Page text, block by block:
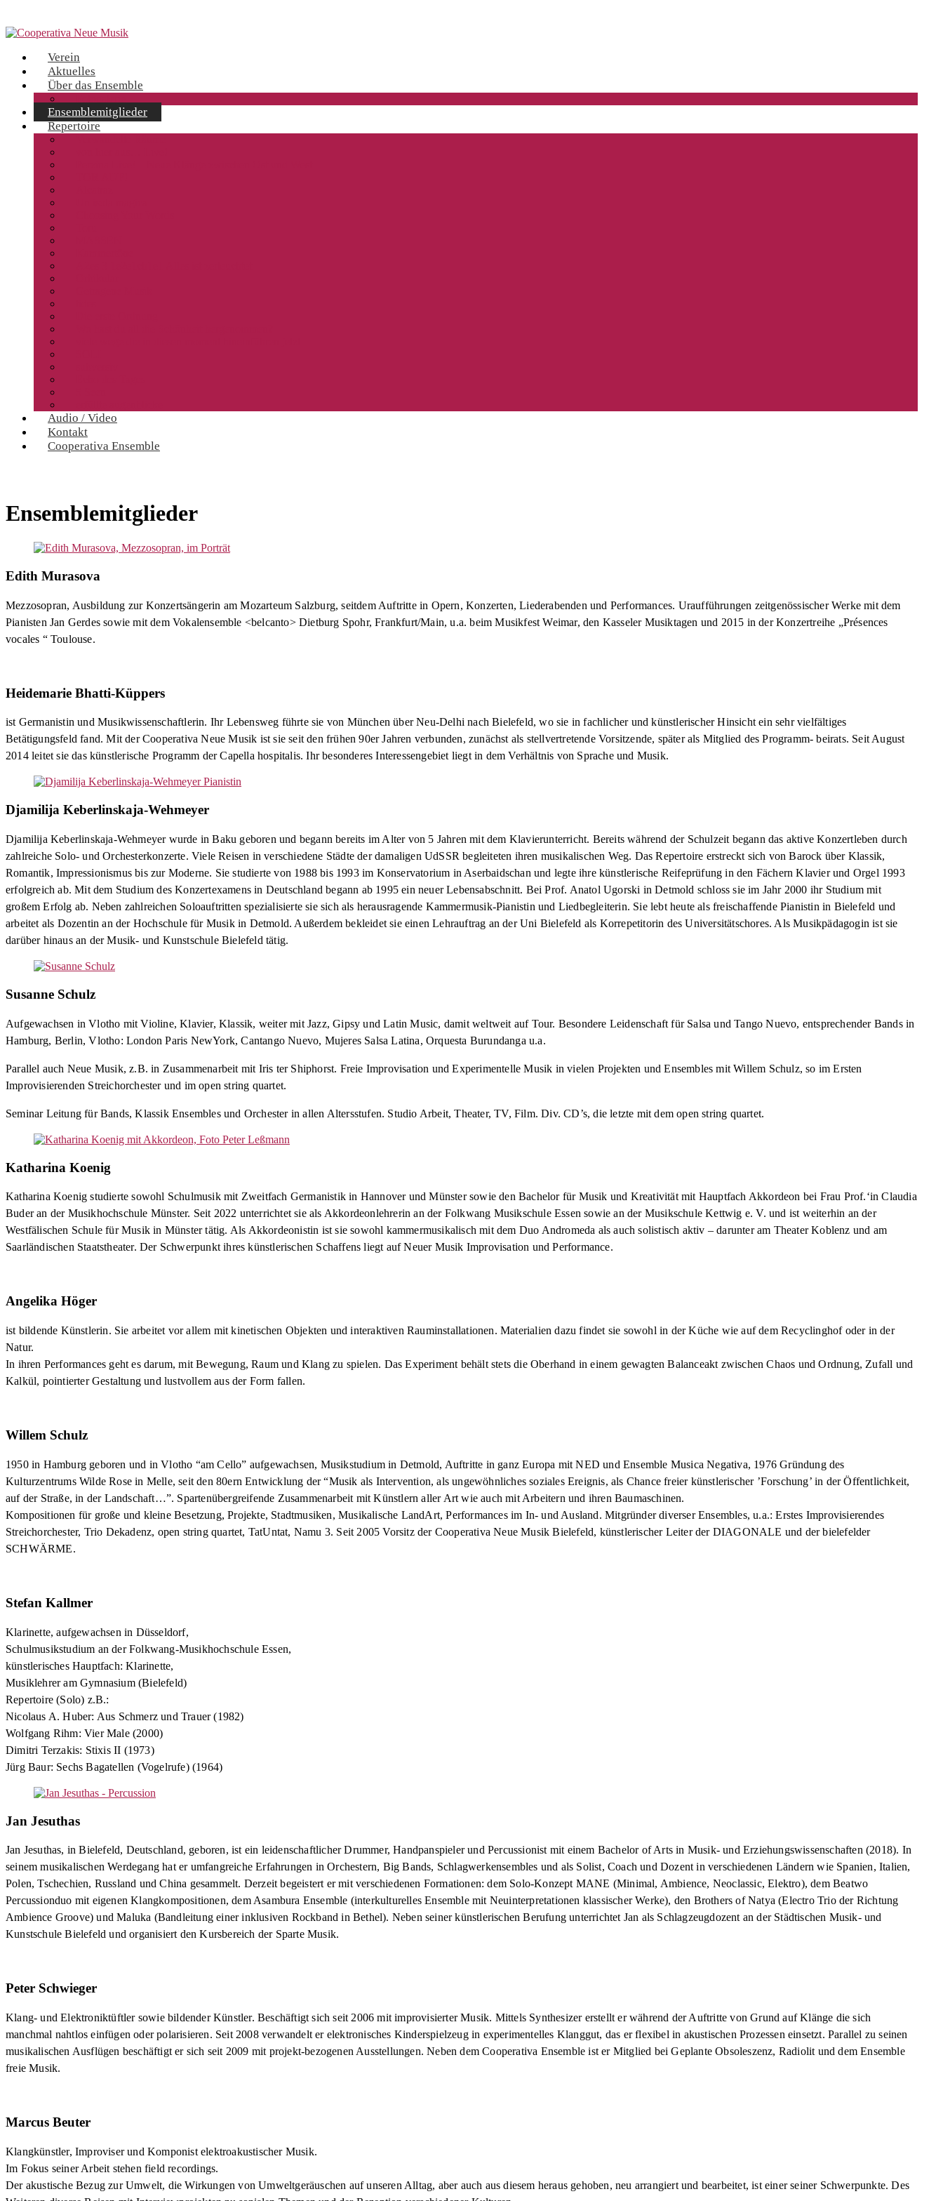
Verein
Aktuelles
Über das Ensemble
Ensemblemitglieder
Repertoire
Audio / Video
Kontakt
Cooperativa Ensemble
Ensemblemitglieder
Edith Murasova
Mezzosopran, Ausbildung zur Konzertsängerin am Mozarteum Salzburg, seitdem Auftritte in Opern, Konzerten, Liederabenden und Performances. Uraufführungen zeitgenössischer Werke mit dem
Pianisten Jan Gerdes sowie mit dem Vokalensemble <belcanto> Dietburg Spohr, Frankfurt/Main, u.a. beim Musikfest Weimar, den Kasseler Musiktagen und 2015 in der Konzertreihe „Présences
vocales “ Toulouse.
Heidemarie Bhatti-Küppers
ist Germanistin und Musikwissenschaftlerin. Ihr Lebensweg führte sie von München über Neu-Delhi nach Bielefeld, wo sie in fachlicher und künstlerischer Hinsicht ein sehr vielfältiges
Betätigungsfeld fand. Mit der Cooperativa Neue Musik ist sie seit den frühen 90er Jahren verbunden, zunächst als stellvertretende Vorsitzende, später als Mitglied des Programm- beirats. Seit August
2014 leitet sie das künstlerische Programm der Capella hospitalis. Ihr besonderes Interessengebiet liegt in dem Verhältnis von Sprache und Musik.
Djamilija Keberlinskaja-Wehmeyer
Djamilija Keberlinskaja-Wehmeyer wurde in Baku geboren und begann bereits im Alter von 5 Jahren mit dem Klavierunterricht. Bereits während der Schulzeit begann das aktive Konzertleben durch
zahlreiche Solo- und Orchesterkonzerte. Viele Reisen in verschiedene Städte der damaligen UdSSR begleiteten ihren musikalischen Weg. Das Repertoire erstreckt sich von Barock über Klassik,
Romantik, Impressionismus bis zur Moderne. Sie studierte von 1988 bis 1993 im Konservatorium in Aserbaidschan und legte ihre künstlerische Reifeprüfung in den Fächern Klavier und Orgel 1993
erfolgreich ab. Mit dem Studium des Konzertexamens in Deutschland begann ab 1995 ein neuer Lebensabschnitt. Bei Prof. Anatol Ugorski in Detmold schloss sie im Jahr 2000 ihr Studium mit
großem Erfolg ab. Neben zahlreichen Soloauftritten spezialisierte sie sich als herausragende Kammermusik-Pianistin und Liedbegleiterin. Sie lebt heute als freischaffende Pianistin in Bielefeld und
arbeitet als Dozentin an der Hochschule für Musik in Detmold. Außerdem bekleidet sie einen Lehrauftrag an der Uni Bielefeld als Korrepetitorin des Universitätschores. Als Musikpädagogin ist sie
darüber hinaus an der Musik- und Kunstschule Bielefeld tätig.
Susanne Schulz
Aufgewachsen in Vlotho mit Violine, Klavier, Klassik, weiter mit Jazz, Gipsy und Latin Music, damit weltweit auf Tour. Besondere Leidenschaft für Salsa und Tango Nuevo, entsprechender Bands in
Hamburg, Berlin, Vlotho: London Paris NewYork, Cantango Nuevo, Mujeres Salsa Latina, Orquesta Burundanga u.a.
Parallel auch Neue Musik, z.B. in Zusammenarbeit mit Iris ter Shiphorst. Freie Improvisation und Experimentelle Musik in vielen Projekten und Ensembles mit Willem Schulz, so im Ersten
Improvisierenden Streichorchester und im open string quartet.
Seminar Leitung für Bands, Klassik Ensembles und Orchester in allen Altersstufen. Studio Arbeit, Theater, TV, Film. Div. CD’s, die letzte mit dem open string quartet.
Katharina Koenig
Katharina Koenig studierte sowohl Schulmusik mit Zweitfach Germanistik in Hannover und Münster sowie den Bachelor für Musik und Kreativität mit Hauptfach Akkordeon bei Frau Prof.‘in Claudia
Buder an der Musikhochschule Münster. Seit 2022 unterrichtet sie als Akkordeonlehrerin an der Folkwang Musikschule Essen sowie an der Musikschule Kettwig e. V. und ist weiterhin an der
Westfälischen Schule für Musik in Münster tätig. Als Akkordeonistin ist sie sowohl kammermusikalisch mit dem Duo Andromeda als auch solistisch aktiv – darunter am Theater Koblenz und am
Saarländischen Staatstheater. Der Schwerpunkt ihres künstlerischen Schaffens liegt auf Neuer Musik Improvisation und Performance.
Angelika Höger
ist bildende Künstlerin. Sie arbeitet vor allem mit kinetischen Objekten und interaktiven Rauminstallationen. Materialien dazu findet sie sowohl in der Küche wie auf dem Recyclinghof oder in der
Natur.
In ihren Performances geht es darum, mit Bewegung, Raum und Klang zu spielen. Das Experiment behält stets die Oberhand in einem gewagten Balanceakt zwischen Chaos und Ordnung, Zufall und
Kalkül, pointierter Gestaltung und lustvollem aus der Form fallen.
Willem Schulz
1950 in Hamburg geboren und in Vlotho “am Cello” aufgewachsen, Musikstudium in Detmold, Auftritte in ganz Europa mit NED und Ensemble Musica Negativa, 1976 Gründung des
Kulturzentrums Wilde Rose in Melle, seit den 80ern Entwicklung der “Musik als Intervention, als ungewöhnliches soziales Ereignis, als Chance freier künstlerischer ’Forschung’ in der Öffentlichkeit,
auf der Straße, in der Landschaft…”. Spartenübergreifende Zusammenarbeit mit Künstlern aller Art wie auch mit Arbeitern und ihren Baumaschinen.
Kompositionen für große und kleine Besetzung, Projekte, Stadtmusiken, Musikalische LandArt, Performances im In- und Ausland. Mitgründer diverser Ensembles, u.a.: Erstes Improvisierendes
Streichorchester, Trio Dekadenz, open string quartet, TatUntat, Namu 3. Seit 2005 Vorsitz der Cooperativa Neue Musik Bielefeld, künstlerischer Leiter der DIAGONALE und der bielefelder
SCHWÄRME.
Stefan Kallmer
Klarinette, aufgewachsen in Düsseldorf,
Schulmusikstudium an der Folkwang-Musikhochschule Essen,
künstlerisches Hauptfach: Klarinette,
Musiklehrer am Gymnasium (Bielefeld)
Repertoire (Solo) z.B.:
Nicolaus A. Huber: Aus Schmerz und Trauer (1982)
Wolfgang Rihm: Vier Male (2000)
Dimitri Terzakis: Stixis II (1973)
Jürg Baur: Sechs Bagatellen (Vogelrufe) (1964)
Jan Jesuthas
Jan Jesuthas, in Bielefeld, Deutschland, geboren, ist ein leidenschaftlicher Drummer, Handpanspieler und Percussionist mit einem Bachelor of Arts in Musik- und Erziehungswissenschaften (2018). In
seinem musikalischen Werdegang hat er umfangreiche Erfahrungen in Orchestern, Big Bands, Schlagwerkensembles und als Solist, Coach und Dozent in verschiedenen Ländern wie Spanien, Italien,
Polen, Tschechien, Russland und China gesammelt. Derzeit begeistert er mit verschiedenen Formationen: dem Solo-Konzept MANE (Minimal, Ambience, Neoclassic, Elektro), dem Beatwo
Percussionduo mit eigenen Klangkompositionen, dem Asambura Ensemble (interkulturelles Ensemble mit Neuinterpretationen klassischer Werke), den Brothers of Natya (Electro Trio der Richtung
Ambience Groove) und Maluka (Bandleitung einer inklusiven Rockband in Bethel). Neben seiner künstlerischen Berufung unterrichtet Jan als Schlagzeugdozent an der Städtischen Musik- und
Kunstschule Bielefeld und organisiert den Kursbereich der Sparte Musik.
Peter Schwieger
Klang- und Elektroniktüftler sowie bildender Künstler. Beschäftigt sich seit 2006 mit improvisierter Musik. Mittels Synthesizer erstellt er während der Auftritte von Grund auf Klänge die sich
manchmal nahtlos einfügen oder polarisieren. Seit 2008 verwandelt er elektronisches Kinderspielzeug in experimentelles Klanggut, das er flexibel in akustischen Prozessen einsetzt. Parallel zu seinen
musikalischen Ausflügen beschäftigt er sich seit 2009 mit projekt-bezogenen Ausstellungen. Neben dem Cooperativa Ensemble ist er Mitglied bei Geplante Obsoleszenz, Radiolit und dem Ensemble
freie Musik.
Marcus Beuter
Klangkünstler, Improviser und Komponist elektroakustischer Musik.
Im Fokus seiner Arbeit stehen field recordings.
Der akustische Bezug zur Umwelt, die Wirkungen von Umweltgeräuschen auf unseren Alltag, aber auch aus diesem heraus gehoben, neu arrangiert und bearbeitet, ist einer seiner Schwerpunkte. Des